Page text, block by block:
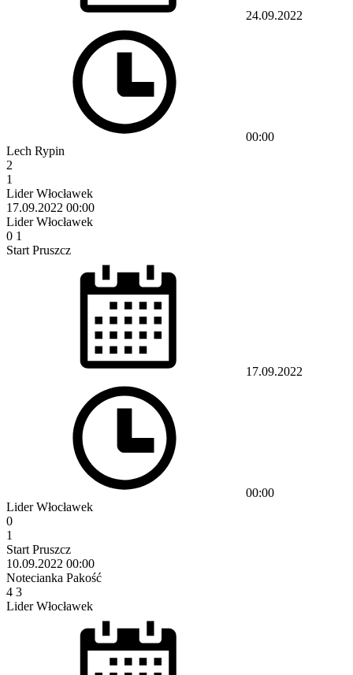
24.09.2022
00:00
Lech Rypin
2
1
Lider Włocławek
17.09.2022 00:00
Lider Włocławek
0 1
Start Pruszcz
17.09.2022
00:00
Lider Włocławek
0
1
Start Pruszcz
10.09.2022 00:00
Notecianka Pakość
4 3
Lider Włocławek